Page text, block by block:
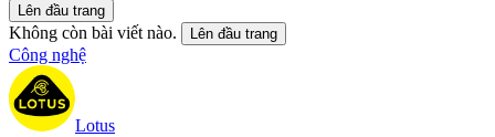
Lên đầu trang
Không còn bài viết nào. Lên đầu trang
Công nghệ
Lotus